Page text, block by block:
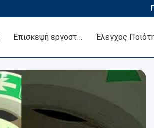
Επισκεψή εργοστασίου